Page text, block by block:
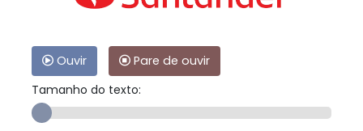
Ouvir
Pare de ouvir
Tamanho do texto: